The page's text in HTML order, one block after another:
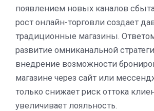
появлением новых каналов
рост онлайн-торговли создает
традиционные магазины.
развитие омниканальной
внедрение возможности
магазине через сайт или
только снижает риск оттока
увеличивает лояльность.